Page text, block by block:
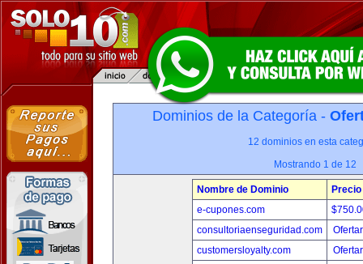
Dominios de la Categoría -
12 dominios en esta
Mostrando 1 de 12
Nombre de Dominio
Precio
e-cupones.com
consultoriaenseguridad.com
customersloyalty.com